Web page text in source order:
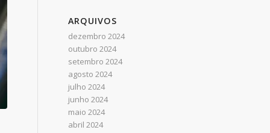
ARQUIVOS
dezembro 2024
outubro 2024
setembro 2024
agosto 2024
julho 2024
junho 2024
maio 2024
abril 2024